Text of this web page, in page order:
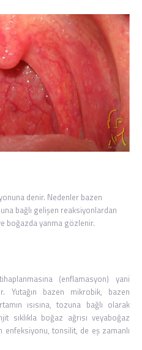
denir. Nedenler bazen
bağlı gelişen reaksiyonlardan
boğazda yanma gözlenir.
(enflamasyon) yani
Yutağın bazen mikrobik, bazen
ısısına, tozuna bağlı olarak
sıklıkla boğaz ağrısı veyaboğaz
enfeksiyonu, tonsilit, de eş zamanlı